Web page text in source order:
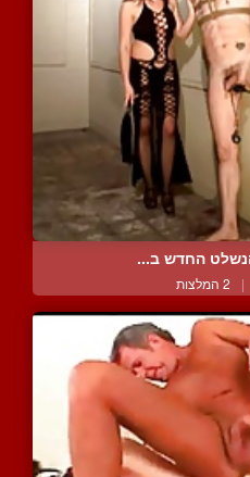
החדש ב...
| 2 המלצות